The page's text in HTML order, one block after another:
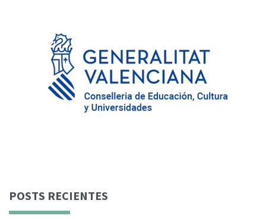
POSTS RECIENTES